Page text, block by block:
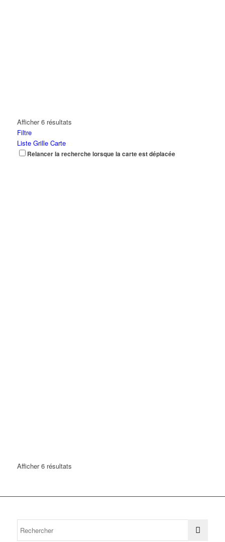
Afficher 6 résultats
Filtre
Liste Grille Carte
Relancer la recherche lorsque la carte est déplacée
Afficher 6 résultats